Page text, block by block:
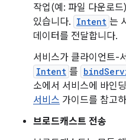
작업(예: 파일 다운로
있습니다. Intent 는
데이터를 전달합니다.
서비스가 클라이언트-
Intent 를
소에서 서비스에 바인
서비스 가이드를 참고
브로드캐스트 전송